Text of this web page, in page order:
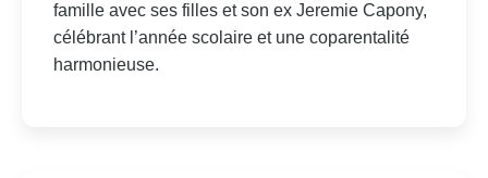
famille avec ses filles et son ex Jeremie Capony,
célébrant l’année scolaire et une coparentalité
harmonieuse.